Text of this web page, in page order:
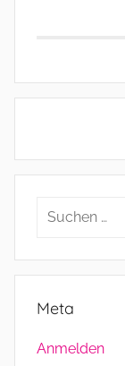
Suchen
Meta
Anmelden